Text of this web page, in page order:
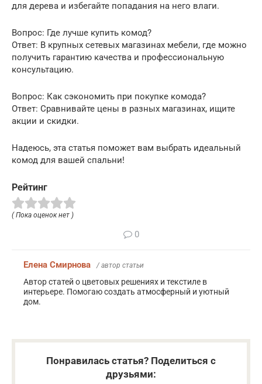
для дерева и избегайте попадания на него влаги.
Вопрос: Где лучше купить комод?
Ответ: В крупных сетевых магазинах мебели, где можно
получить гарантию качества и профессиональную
консультацию.
Вопрос: Как сэкономить при покупке комода?
Ответ: Сравнивайте цены в разных магазинах, ищите
акции и скидки.
Надеюсь, эта статья поможет вам выбрать идеальный
комод для вашей спальни!
Рейтинг
( Пока оценок нет )
0
Елена Смирнова / автор статьи
Автор статей о цветовых решениях и текстиле в
интерьере. Помогаю создать атмосферный и уютный
дом.
Понравилась статья? Поделиться с
друзьями: